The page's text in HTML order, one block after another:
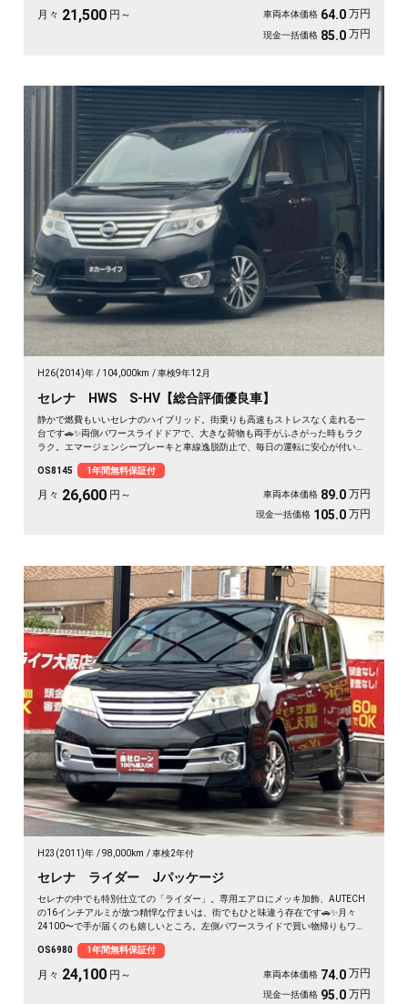
遠しくなる、《1年保証付》👑
月々 21,500 円～ 車両本体価格 64.0 万円
現金一括価格 85.0 万円
H26(2014)年 104,000km 車検9年12月
セレナ HWS S-HV【総合評価優良車】
静かで燃費もいいセレナのハイブリッド。街乗りも高速もストレスなく走れる一
台です🚗✨両側パワースライドドアで、大きな荷物も両手がふさがった時もラク
ラク。エマージェンシーブレーキと車線逸脱防止で、毎日の運転に安心が付いて
ます🎵ロングドライブが楽しみになる相棒に《1年保証付》💫
OS8145 1年間無料保証付
月々 26,600 円～ 車両本体価格 89.0 万円
現金一括価格 105.0 万円
H23(2011)年 98,000km 車検2年付
セレナ ライダー Jパッケージ
セレナの中でも特別仕立ての「ライダー」。専用エアロにメッキ加飾、AUTECH
の16インチアルミが放つ精悍な佇まいは、街でもひと味違う存在です🚗✨月々
24100〜で手が届くのも嬉しいところ。左側パワースライドで買い物帰りもワン
とWエアコンで、仲間との遠出も夏場のドライブも快適そのもの💫クルコン装備
で長距離移動もぐっと楽に。週末の趣味も遠出も、これ一台で世界が広がります
👍走行9.8万kmでこの状態、《1年保証付》で安心してお乗りいただけます😊
OS6980 1年間無料保証付
月々 24,100 円～ 車両本体価格 74.0 万円
現金一括価格 95.0 万円